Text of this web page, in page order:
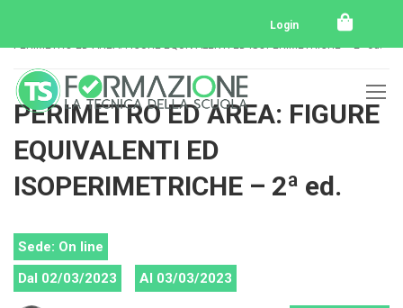
Login
PERIMETRO ED AREA: FIGURE EQUIVALENTI ED ISOPERIMETRICHE – 2ª ed.
PERIMETRO ED AREA: FIGURE
EQUIVALENTI ED
ISOPERIMETRICHE – 2ª ed.
Sede: On line
Dal 02/03/2023
Al 03/03/2023